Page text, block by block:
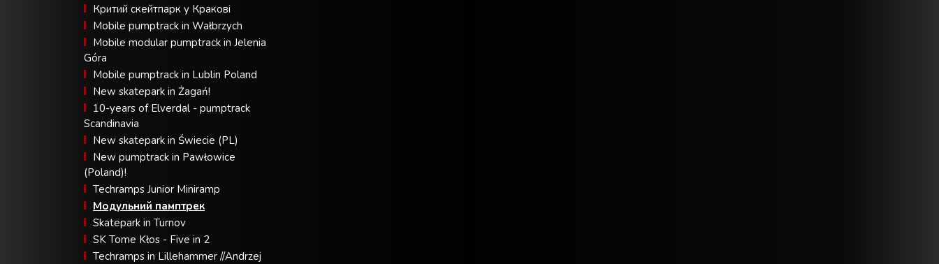
Критий скейтпарк у Кракові
Mobile pumptrack in Wałbrzych
Mobile modular pumptrack in Jelenia
Góra
Mobile pumptrack in Lublin Poland
New skatepark in Żagań!
10-years of Elverdal - pumptrack
Scandinavia
New skatepark in Świecie (PL)
New pumptrack in Pawłowice
(Poland)!
Techramps Junior Miniramp
Модульний памптрек
Skatepark in Turnov
SK Tome Kłos - Five in 2
Techramps in Lillehammer //Andrzej